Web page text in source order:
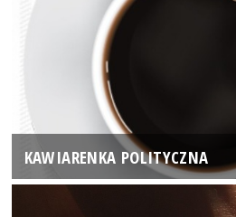
KAWIARENKA POLITYCZNA